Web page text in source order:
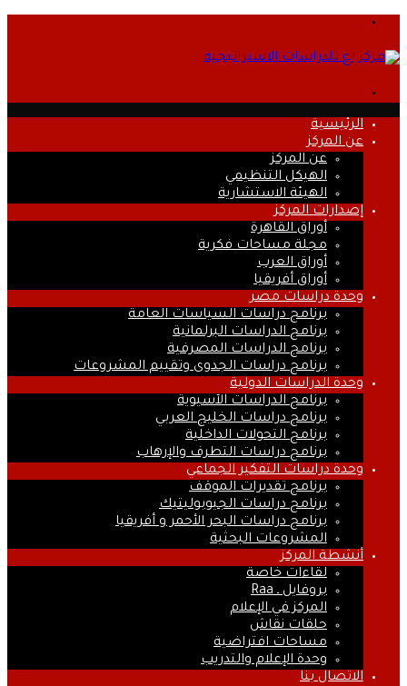
الرئيسية
عن المركز
عن المركز
الهيكل التنظيمي
الهيئة الاستشارية
إصدارات المركز
أوراق القاهرة
مجلة مساحات فكرية
أوراق العرب
أوراق أفريقيا
وحدة دراسات مصر
برنامج دراسات السياسات العامة
برنامج الدراسات البرلمانية
برنامج الدراسات المصرفية
برنامج دراسات الجدوى وتقييم المشروعات
وحدة الدراسات الدولية
برنامج الدراسات الآسيوية
برنامج دراسات الخليج العربي
برنامج التحولات الداخلية
برنامج دراسات التطرف والإرهاب
وحدة دراسات التفكير الجماعي
برنامج تقديرات الموقف
برنامج دراسات الجيوبوليتيك
برنامج دراسات البحر الأحمر و أفريقيا
المشروعات البحثية
أنشطة المركز
لقاءات خاصة
بروفايل ـ Raa
المركز في الإعلام
حلقات نقاش
مساحات افتراضية
وحدة الإعلام والتدريب
الاتصال بنا